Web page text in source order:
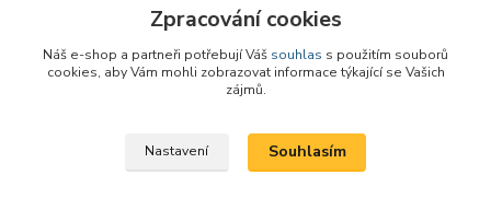
Romana Tykvová
+420 608 519 697
info@romantykxxl.cz
Zpracování cookies
Náš e-shop a partneři potřebují Váš souhlas s použitím souborů
cookies, aby Vám mohli zobrazovat informace týkající se Vašich
zájmů.
Nastavení Souhlasím